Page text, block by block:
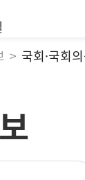
국회·국회